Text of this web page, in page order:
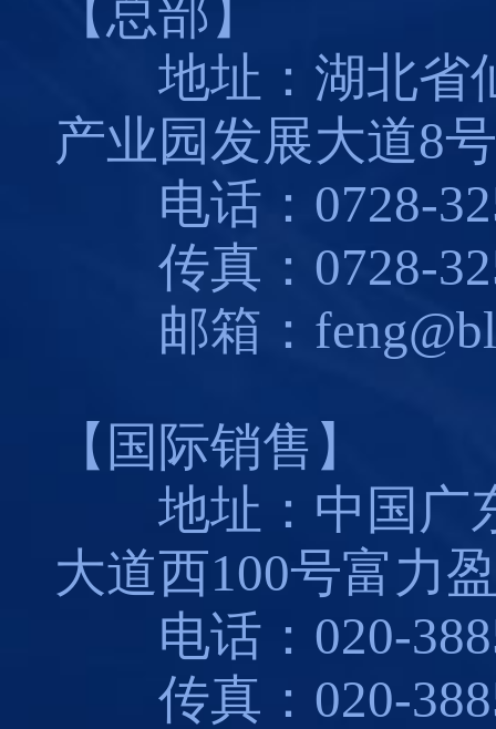
【总部】
地址：湖北省
产业园发展大道8号
电话：0728-
传真：0728-
邮箱：
【国际销售】
地址：中国广
大道西100号富力
电话：020-
传真：020-